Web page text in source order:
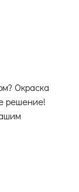
Окраска
решение!